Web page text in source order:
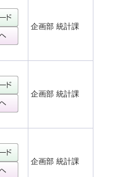
企画部 統計課
企画部 統計課
企画部 統計課